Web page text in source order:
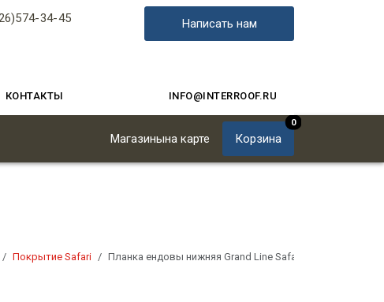
34-45 Написать нам
КОНТАКТЫ INFO@INTERROOF.RU
Магазинына карте Корзина
0
Покрытие Safari Планка ендовы нижняя Grand Line Safari